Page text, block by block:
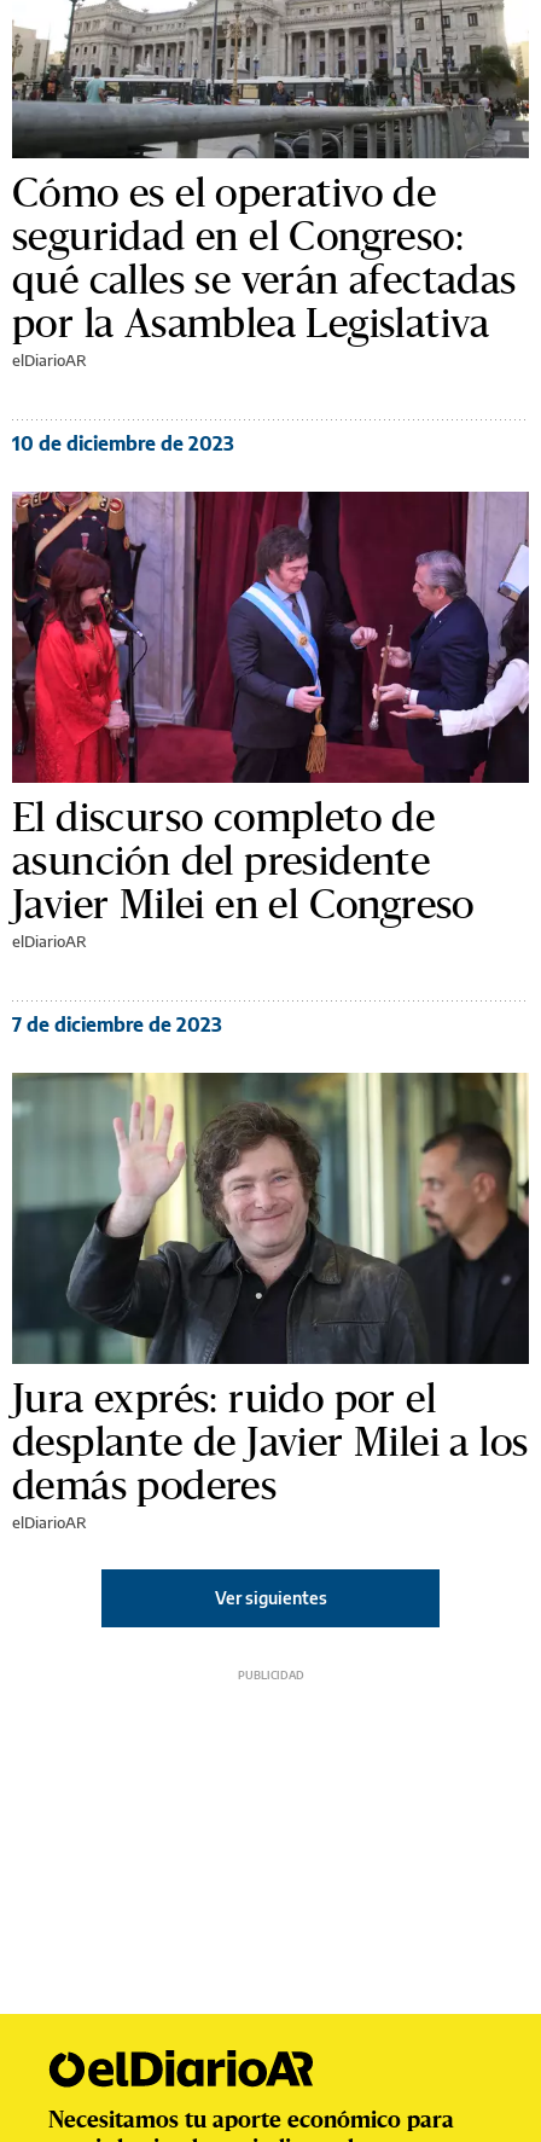
Cómo es el operativo de
seguridad en el Congreso:
qué calles se verán afectadas
por la Asamblea Legislativa
elDiarioAR
10 de diciembre de 2023
El discurso completo de
asunción del presidente
Javier Milei en el Congreso
elDiarioAR
7 de diciembre de 2023
Jura exprés: ruido por el
desplante de Javier Milei a los
demás poderes
elDiarioAR
Ver siguientes
Necesitamos tu aporte económico para